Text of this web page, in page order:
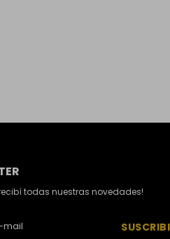
todas nuestras novedades!